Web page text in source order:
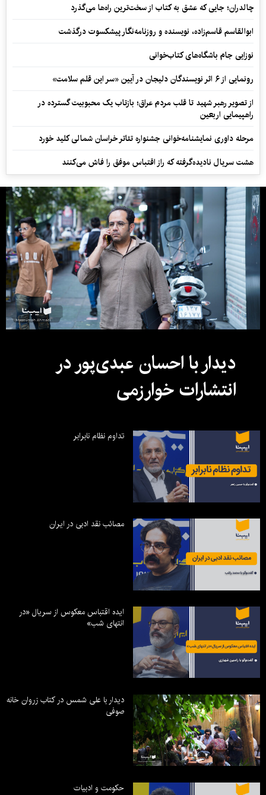
چالدران؛ جایی که عشق به کتاب از سخت‌ترین راه‌ها می‌گذرد
ابوالقاسم قاسم‌زاده، نویسنده و روزنامه‌نگار پیشکسوت درگذشت
نوزایی جام باشگاه‌های کتاب‌خوانی
رونمایی از ۶ اثر نویسندگان دلیجان در آیین «سر این قلم سلامت»
از تصویر رهبر شهید تا قلب مردم عراق؛ بازتاب یک محبوبیت گسترده در
راهپیمایی اربعین
مرحله داوری نمایشنامه‌خوانی جشنواره تئاتر خراسان شمالی کلید خورد
هشت سریال نادیده‌گرفته که راز اقتباس موفق را فاش می‌کنند
دیدار با احسان عبدی‌پور در
انتشارات خوارزمی
تداوم نظام نابرابر
مصائب نقد ادبی در ایران
ایده اقتباس معکوس از سریال «در
انتهای شب»
دیدار با علی شمس در کتاب زروان خانه
صوفی
حکومت و ادبیات